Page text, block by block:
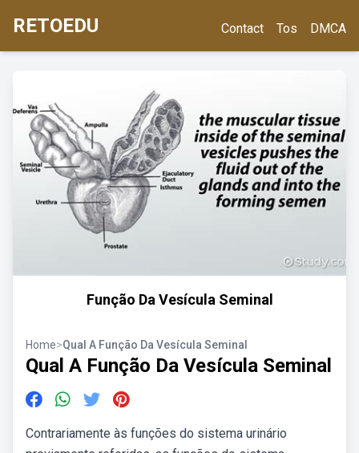
RETOEDU Contact Tos DMCA
Função Da Vesícula Seminal
Home>Qual A Função Da Vesícula Seminal
Qual A Função Da Vesícula Seminal
Contrariamente às funções do sistema urinário